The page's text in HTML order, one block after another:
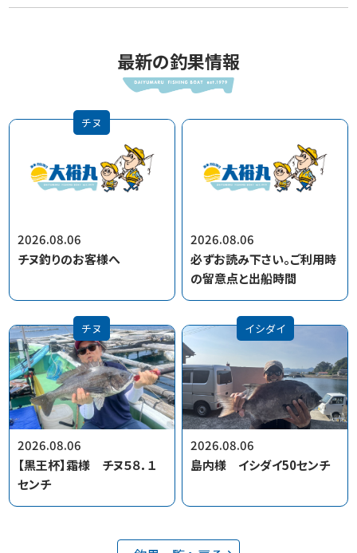
最新の釣果情報
2026.08.06
チヌ釣りのお客様へ
チヌ
2026.08.06
必ずお読み下さい。ご利用時
の留意点と出船時間
2026.08.06
【黒王杯】霜様 チヌ５８．１
センチ
チヌ
2026.08.06
島内様 イシダイ50センチ
イシダイ